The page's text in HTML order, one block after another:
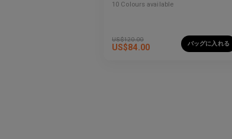
10 Colours available
US$120.00
US$84.00 バッグに入れる